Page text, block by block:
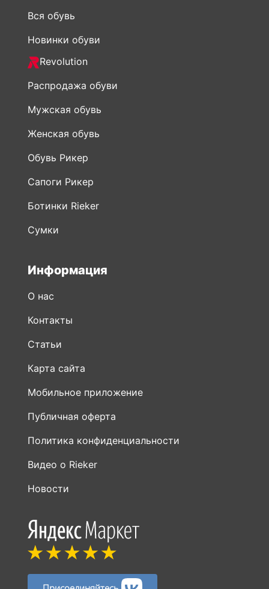
Вся обувь
Новинки обуви
Revolution
Распродажа обуви
Мужская обувь
Женская обувь
Обувь Рикер
Сапоги Рикер
Ботинки Rieker
Сумки
Информация
О нас
Контакты
Статьи
Карта сайта
Мобильное приложение
Публичная оферта
Политика конфиденциальности
Видео о Rieker
Новости